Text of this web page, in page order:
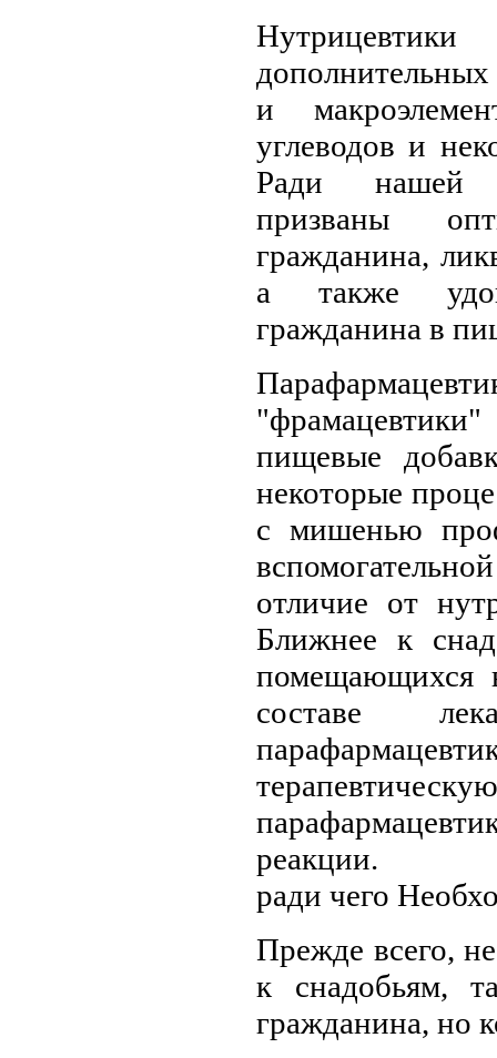
и
углеводов и
Ради нашей
призваны
гражданина,
а также
гражданина в
пищевые
некоторые
с мишенью
отличие от
Ближнее к
помещающихся
составе
реакции.
ради чего
Прежде всего,
к снадобьям,
гражданина, но